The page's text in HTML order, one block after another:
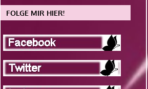
FOLGE MIR HIER!